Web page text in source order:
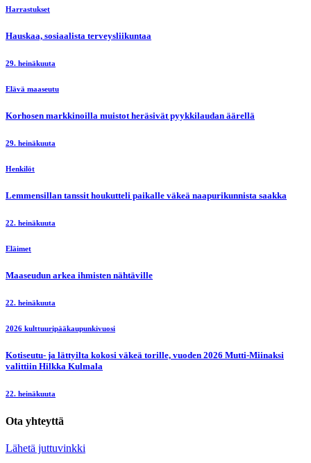
Harrastukset
Hauskaa, sosiaalista terveysliikuntaa
29. heinäkuuta
Elävä maaseutu
Korhosen markkinoilla muistot heräsivät pyykkilaudan äärellä
29. heinäkuuta
Henkilöt
Lemmensillan tanssit houkutteli paikalle väkeä naapurikunnista saakka
22. heinäkuuta
Eläimet
Maaseudun arkea ihmisten nähtäville
22. heinäkuuta
2026 kulttuuripääkaupunkivuosi
Kotiseutu- ja lättyilta kokosi väkeä torille, vuoden 2026 Mutti-Miinaksi
valittiin Hilkka Kulmala
22. heinäkuuta
Ota yhteyttä
Lähetä juttuvinkki